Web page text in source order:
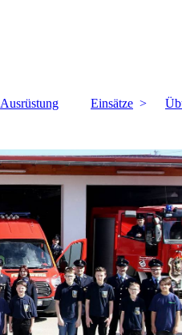
Ausrüstung Einsätze